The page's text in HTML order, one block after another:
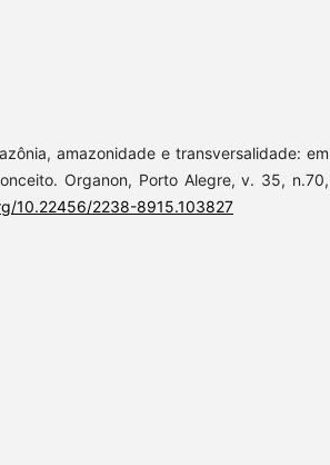
amazonidade e transversalidade: em
Organon, Porto Alegre, v. 35, n.70,
10.22456/2238-8915.103827